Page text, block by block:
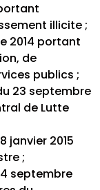
illicite ;
2014 portant
de
publics ;
23 septembre
de Lutte
janvier 2015
;
septembre